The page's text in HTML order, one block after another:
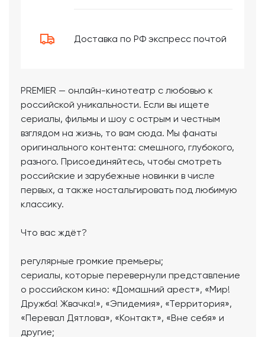
Доставка по РФ экспресс почтой
PREMIER — онлайн-кинотеатр с любовью к
российской уникальности. Если вы ищете
сериалы, фильмы и шоу с острым и честным
взглядом на жизнь, то вам сюда. Мы фанаты
оригинального контента: смешного, глубокого,
разного. Присоединяйтесь, чтобы смотреть
российские и зарубежные новинки в числе
первых, а также ностальгировать под любимую
классику.
Что вас ждёт?
регулярные громкие премьеры;
сериалы, которые перевернули представление
о российском кино: «Домашний арест», «Мир!
Дружба! Жвачка!», «Эпидемия», «Территория»,
«Перевал Дятлова», «Контакт», «Вне себя» и
другие;